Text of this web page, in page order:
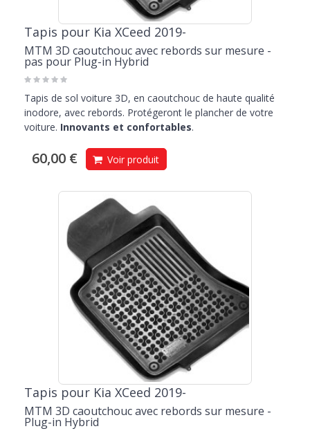
Tapis pour Kia XCeed 2019-
MTM 3D caoutchouc avec rebords sur mesure -
pas pour Plug-in Hybrid
Tapis de sol voiture 3D, en caoutchouc de haute qualité
inodore, avec rebords. Protégeront le plancher de votre
voiture. Innovants et confortables.
60,00 € Voir produit
Tapis pour Kia XCeed 2019-
MTM 3D caoutchouc avec rebords sur mesure -
Plug-in Hybrid